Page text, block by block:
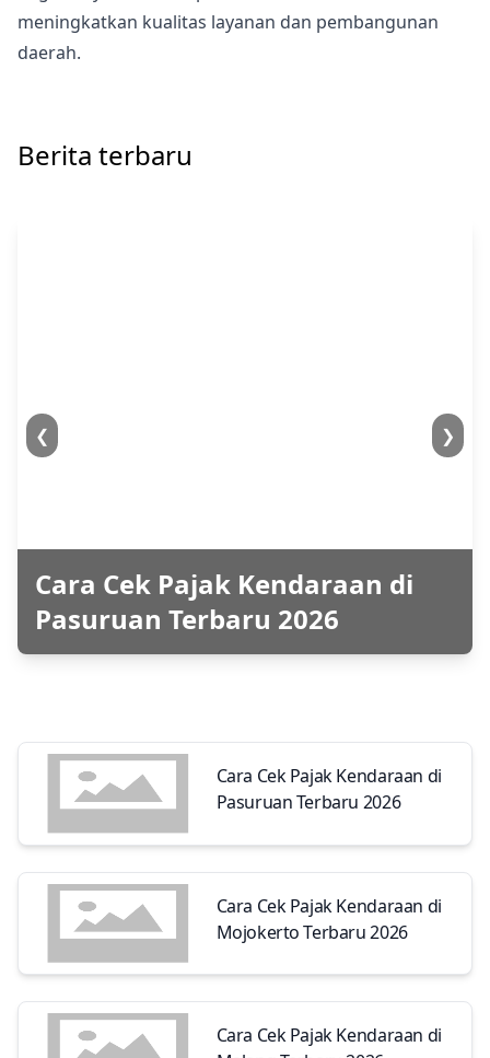
meningkatkan kualitas layanan dan pembangunan
daerah.
Berita terbaru
Cara Cek Pajak Kendaraan di
Pasuruan Terbaru 2026
❮ ❯
Cara Cek Pajak Kendaraan di
Pasuruan Terbaru 2026
Cara Cek Pajak Kendaraan di
Mojokerto Terbaru 2026
Cara Cek Pajak Kendaraan di